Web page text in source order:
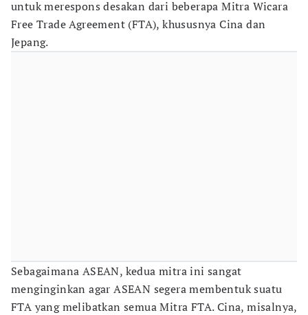
untuk merespons desakan dari beberapa Mitra Wicara
Free Trade Agreement (FTA), khususnya Cina dan
Jepang.
Sebagaimana ASEAN, kedua mitra ini sangat
menginginkan agar ASEAN segera membentuk suatu
FTA yang melibatkan semua Mitra FTA. Cina, misalnya,